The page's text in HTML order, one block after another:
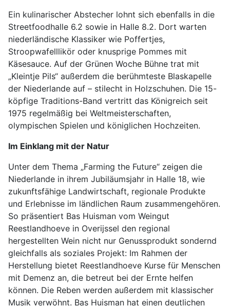
Ein kulinarischer Abstecher lohnt sich ebenfalls in die
Streetfoodhalle 6.2 sowie in Halle 8.2. Dort warten
niederländische Klassiker wie Poffertjes,
Stroopwafelllikör oder knusprige Pommes mit
Käsesauce. Auf der Grünen Woche Bühne trat mit
„Kleintje Pils“ außerdem die berühmteste Blaskapelle
der Niederlande auf – stilecht in Holzschuhen. Die 15-
köpfige Traditions-Band vertritt das Königreich seit
1975 regelmäßig bei Weltmeisterschaften,
olympischen Spielen und königlichen Hochzeiten.
Im Einklang mit der Natur
Unter dem Thema „Farming the Future“ zeigen die
Niederlande in ihrem Jubiläumsjahr in Halle 18, wie
zukunftsfähige Landwirtschaft, regionale Produkte
und Erlebnisse im ländlichen Raum zusammengehören.
So präsentiert Bas Huisman vom Weingut
Reestlandhoeve in Overijssel den regional
hergestellten Wein nicht nur Genussprodukt sondernd
gleichfalls als soziales Projekt: Im Rahmen der
Herstellung bietet Reestlandhoeve Kurse für Menschen
mit Demenz an, die betreut bei der Ernte helfen
können. Die Reben werden außerdem mit klassischer
Musik verwöhnt. Bas Huisman hat einen deutlichen